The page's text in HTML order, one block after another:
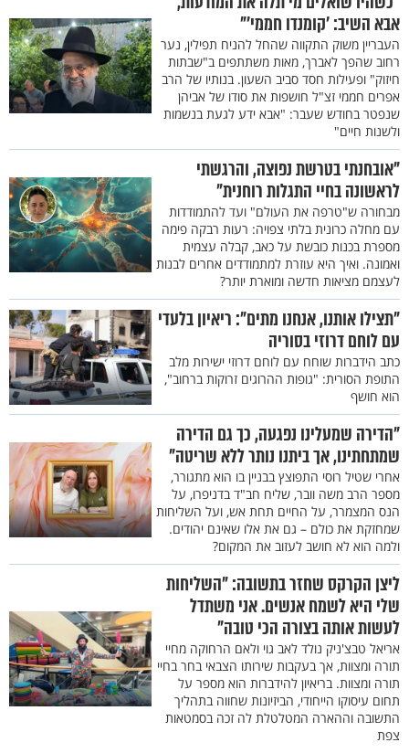
אבא השיב: 'קומנדו חממי'"
העבריין משוק התקווה שהחל להניח תפילין, נער
רחוב שהפך לאברך, מאות משתתפים ב"שבתות
חיזוק" ופעילות חסד סביב השעון. בנותיו של הרב
אפרים חממי זצ"ל חושפות את סודו של אביהן
שנפטר בחודש שעבר: "אבא ידע לגעת בנשמות
ולשנות חיים"
"אובחנתי בטרשת נפוצה, והרגשתי
לראשונה בחיי התגלות רוחנית"
מבחורה ש"טרפה את העולם" ועד להתמודדות
עם מחלה כרונית בלתי צפויה: רעות רבקה פימה
מספרת בכנות כובשת על כאב, קבלה עצמית
ואמונה. ואיך היא עוזרת למתמודדים אחרים לבנות
לעצמם מציאות חדשה ומוארת יותר?
"תצילו אותנו, אנחנו מתים": ריאיון בלעדי
עם לוחם דרוזי בסוריה
כתב הידברות שוחח עם לוחם דרוזי ישירות מלב
התופת הסורית: "גופות ההרוגים זרוקות ברחוב",
הוא חושף
"הדירה שמעלינו נפגעה, כך גם הדירה
שמתחתינו, אך ביתנו נותר ללא שריטה"
אחרי שטיל רוסי התפוצץ בבניין בו הוא מתגורר,
מספר הרב משה וובר, שליח חב"ד בדניפרו, על
הנס המצמרר, על החיים תחת אש, ועל השליחות
שמחזקת את כולם – גם את אלו שאינם יהודים.
ולמה הוא לא חושב לעזוב את המקום?
ליצן הקרקס שחזר בתשובה: "השליחות
שלי היא לשמח אנשים. אני משתדל
לעשות אותה בצורה הכי טובה"
אריאל טבצ'ניק נולד לאב גוי ולאם הרחוקה מחיי
תורה ומצוות, אך בעקבות שירותו הצבאי בחר בחיי
תורה ומצוות. בריאיון להידברות הוא מספר על
תחום עיסוקו הייחודי, הביזיונות שחווה בתהליך
התשובה וההארה המטלטלת לה זכה בסמטאות
צפת